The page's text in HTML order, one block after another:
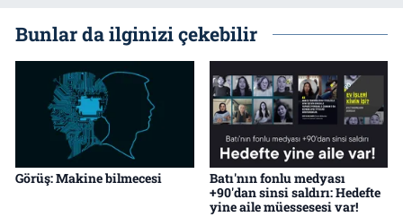
Bunlar da ilginizi çekebilir
Görüş: Makine bilmecesi
Batı'nın fonlu medyası
+90'dan sinsi saldırı: Hedefte
yine aile müessesesi var!